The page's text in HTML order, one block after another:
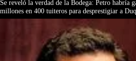
Se reveló la verdad de la Bodega: Petro habría
millones en 400 tuiteros para desprestigiar a